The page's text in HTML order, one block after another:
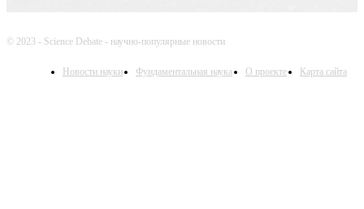
© 2023 - Science Debate - научно-популярные новости
Новости науки Фундаментальная наука О проекте Карта сайта